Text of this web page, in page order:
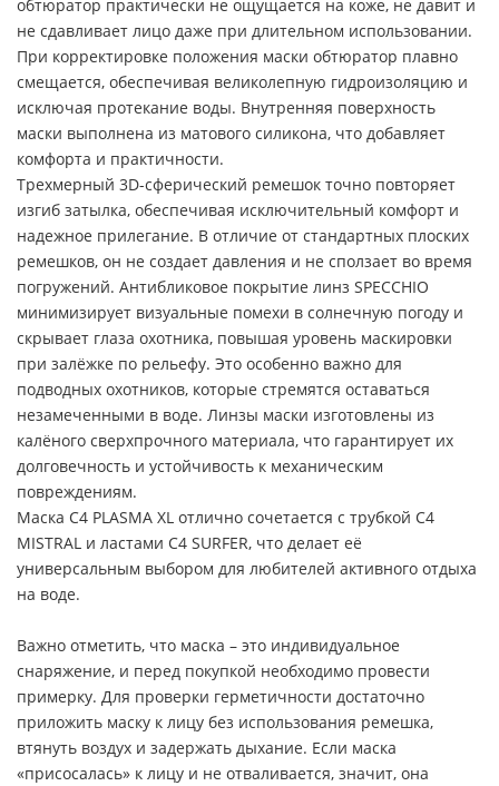
обтюратор практически не ощущается на коже, не давит и
не сдавливает лицо даже при длительном использовании.
При корректировке положения маски обтюратор плавно
смещается, обеспечивая великолепную гидроизоляцию и
исключая протекание воды. Внутренняя поверхность
маски выполнена из матового силикона, что добавляет
комфорта и практичности.
Трехмерный 3D-сферический ремешок точно повторяет
изгиб затылка, обеспечивая исключительный комфорт и
надежное прилегание. В отличие от стандартных плоских
ремешков, он не создает давления и не сползает во время
погружений. Антибликовое покрытие линз SPECCHIO
минимизирует визуальные помехи в солнечную погоду и
скрывает глаза охотника, повышая уровень маскировки
при залёжке по рельефу. Это особенно важно для
подводных охотников, которые стремятся оставаться
незамеченными в воде. Линзы маски изготовлены из
калёного сверхпрочного материала, что гарантирует их
долговечность и устойчивость к механическим
повреждениям.
Маска C4 PLASMA XL отлично сочетается с трубкой C4
MISTRAL и ластами C4 SURFER, что делает её
универсальным выбором для любителей активного отдыха
на воде.
Важно отметить, что маска – это индивидуальное
снаряжение, и перед покупкой необходимо провести
примерку. Для проверки герметичности достаточно
приложить маску к лицу без использования ремешка,
втянуть воздух и задержать дыхание. Если маска
«присосалась» к лицу и не отваливается, значит, она